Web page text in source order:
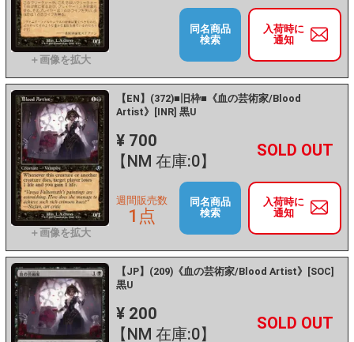
入荷時に
通知
同名商品
検索
【EN】(372)■旧枠■《血の芸術家/Blood
Artist》[INR] 黒U
¥ 700
【NM 在庫:0】
－ +
入荷時に
通知
週間販売数
1点
同名商品
検索
【JP】(209)《血の芸術家/Blood Artist》[SOC]
黒U
¥ 200
【NM 在庫:0】
－ +